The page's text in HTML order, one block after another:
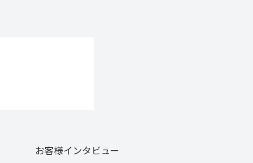
お客様インタビュー